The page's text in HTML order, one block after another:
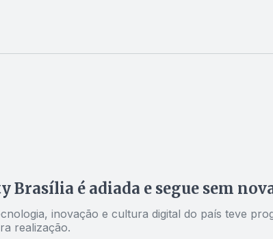
Brasília é adiada e segue sem
inovação e cultura digital do país teve
realização.